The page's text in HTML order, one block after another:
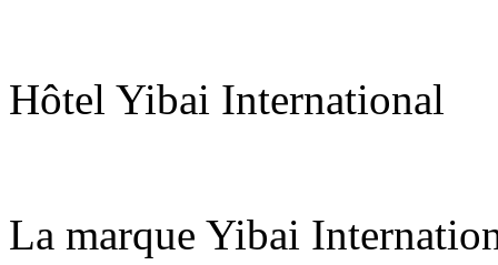
Hôtel Yibai International
La marque Yibai